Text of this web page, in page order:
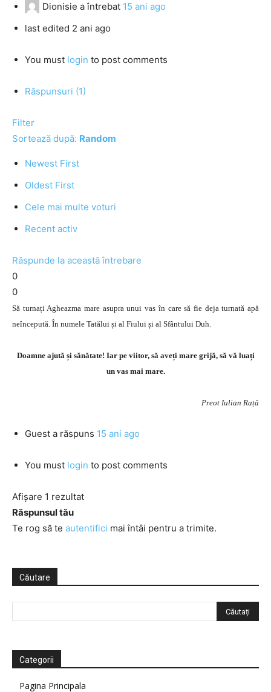
Dionisie a întrebat 15 ani ago
last edited 2 ani ago
You must login to post comments
Răspunsuri (1)
Filter
Sortează după: Random
Newest First
Oldest First
Cele mai multe voturi
Recent activ
Răspunde la această întrebare
0
0
Să turnați Agheazma mare asupra unui vas în care să fie deja turnată apă
neîncepută. În numele Tatălui și al Fiului și al Sfântului Duh.
Doamne ajută și sănătate! Iar pe viitor, să aveți mare grijă, să vă luați
un vas mai mare.
Preot Iulian Rață
Guest a răspuns 15 ani ago
You must login to post comments
Afișare 1 rezultat
Răspunsul tău
Te rog să te autentifici mai întâi pentru a trimite.
Căutare
Categorii
Pagina Principala